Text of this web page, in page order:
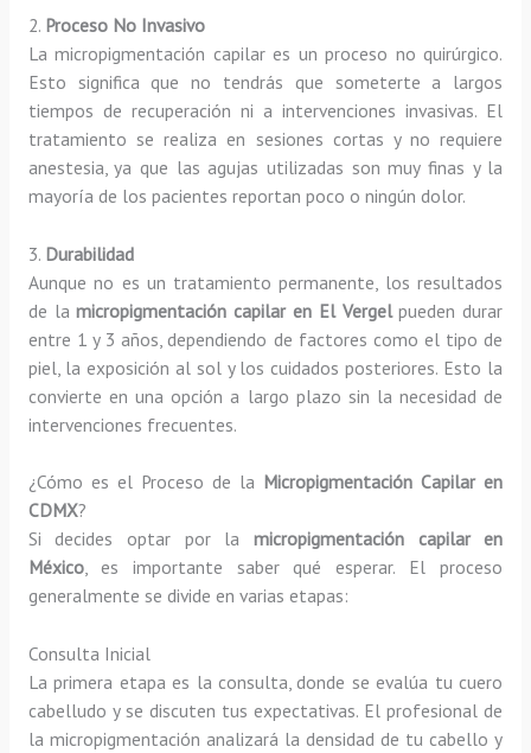
2. Proceso No Invasivo
La micropigmentación capilar es un proceso no quirúrgico.
Esto significa que no tendrás que someterte a largos
tiempos de recuperación ni a intervenciones invasivas. El
tratamiento se realiza en sesiones cortas y no requiere
anestesia, ya que las agujas utilizadas son muy finas y la
mayoría de los pacientes reportan poco o ningún dolor.
3. Durabilidad
Aunque no es un tratamiento permanente, los resultados
de lamicropigmentación capilar en El Vergelpueden durar
entre 1 y 3 años, dependiendo de factores como el tipo de
piel, la exposición al sol y los cuidados posteriores. Esto la
convierte en una opción a largo plazo sin la necesidad de
intervenciones frecuentes.
¿Cómo es el Proceso de la Micropigmentación Capilar en
CDMX?
Si decides optar por la micropigmentación capilar en
México, es importante saber qué esperar. El proceso
generalmente se divide en varias etapas:
Consulta Inicial
La primera etapa es la consulta, donde se evalúa tu cuero
cabelludo y se discuten tus expectativas. El profesional de
la micropigmentación analizará la densidad de tu cabello y